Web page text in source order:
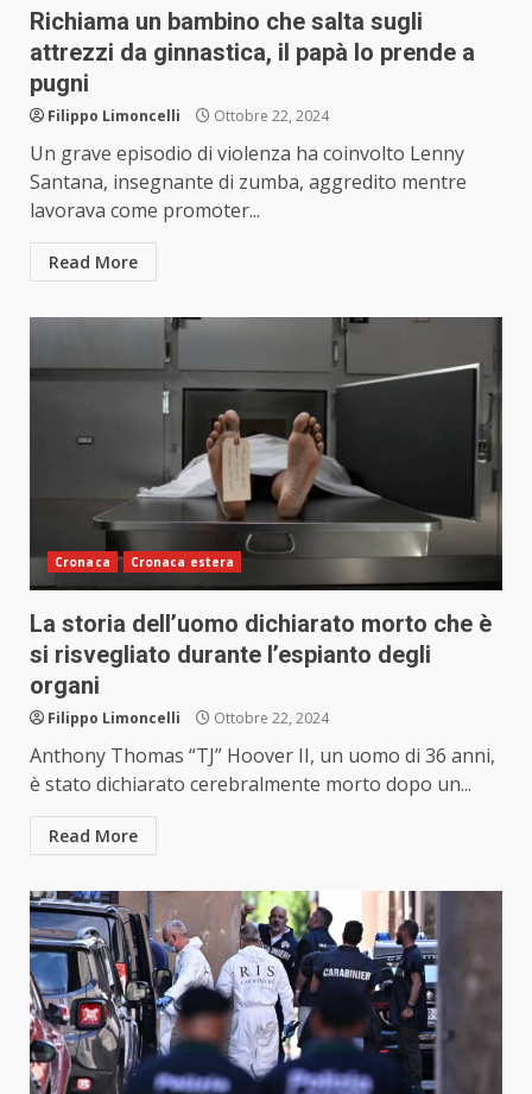
Richiama un bambino che salta sugli
attrezzi da ginnastica, il papà lo prende a
pugni
Filippo Limoncelli Ottobre 22, 2024
Un grave episodio di violenza ha coinvolto Lenny
Santana, insegnante di zumba, aggredito mentre
lavorava come promoter...
Read More
Cronaca Cronaca estera
La storia dell’uomo dichiarato morto che è
si risvegliato durante l’espianto degli
organi
Filippo Limoncelli Ottobre 22, 2024
Anthony Thomas “TJ” Hoover II, un uomo di 36 anni,
è stato dichiarato cerebralmente morto dopo un...
Read More